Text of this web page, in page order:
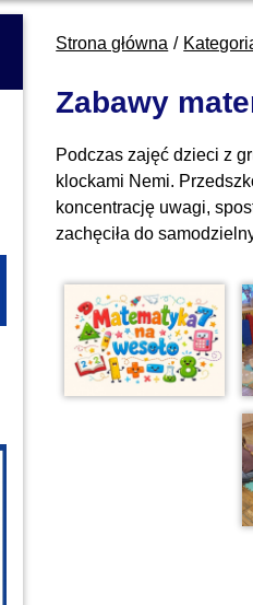
Strona główna
Zabawy
Podczas zajęć dzieci z
klockami Nemi.
koncentrację uwagi,
zachęciła do